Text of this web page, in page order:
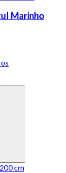
Marinho